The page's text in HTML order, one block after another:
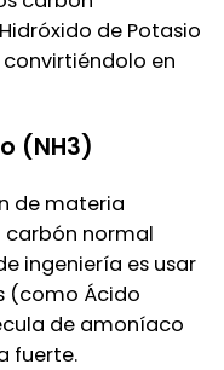
de Potasio
en
(NH3)
de materia
carbón normal
ingeniería es usar
(como Ácido
de amoníaco
fuerte.